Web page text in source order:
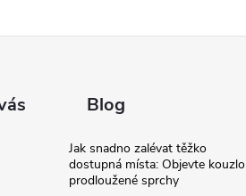
Blog
Jak snadno zalévat těžko
dostupná místa: Objevte kouzlo
prodloužené sprchy